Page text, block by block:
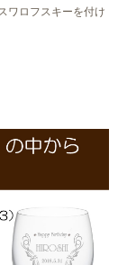
ワロフスキーを付け